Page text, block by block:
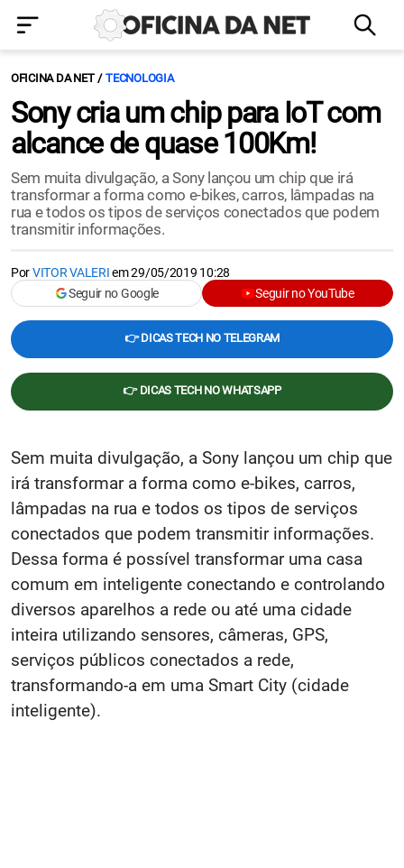
OFICINA DA NET TECNOLOGIA
Sony cria um chip para IoT com
alcance de quase 100Km!
Sem muita divulgação, a Sony lançou um chip que irá
transformar a forma como e-bikes, carros, lâmpadas na
rua e todos os tipos de serviços conectados que podem
transmitir informações.
PorVITOR VALERIem29/05/2019 10:28
Seguir no Google
Seguir no YouTube
👉 DICAS TECH NO TELEGRAM
👉 DICAS TECH NO WHATSAPP
Sem muita divulgação, a Sony lançou um chip que
irá transformar a forma como e-bikes, carros,
lâmpadas na rua e todos os tipos de serviços
conectados que podem transmitir informações.
Dessa forma é possível transformar uma casa
comum em inteligente conectando e controlando
diversos aparelhos a rede ou até uma cidade
inteira utilizando sensores, câmeras, GPS,
serviços públicos conectados a rede,
transformando-a em uma Smart City (cidade
inteligente).